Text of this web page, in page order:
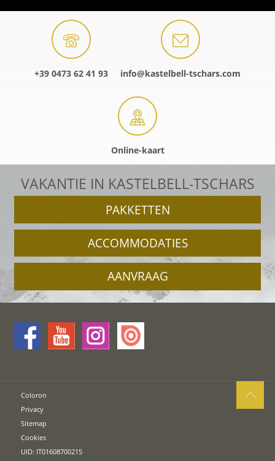
+39 0473 62 41 93 info@kastelbell-tschars.com
Online-kaart
VAKANTIE IN KASTELBELL-TSCHARS
PAKKETTEN
ACCOMMODATIES
AANVRAAG
Coloron
Privacy
Sitemap
Cookies
UID: IT01608700215